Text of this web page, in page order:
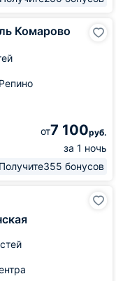
Комарово
от7 100руб.
за 1 ночь
Получите355 бонусов